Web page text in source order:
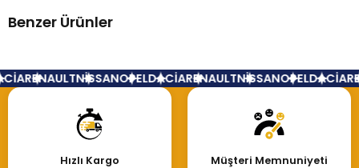
Benzer Ürünler
150.000,00 TL
RENAULTNİSSANOPELDACİARENAULTNİSSANOPELDACİA
Hızlı Kargo Müşteri Memnuniyeti